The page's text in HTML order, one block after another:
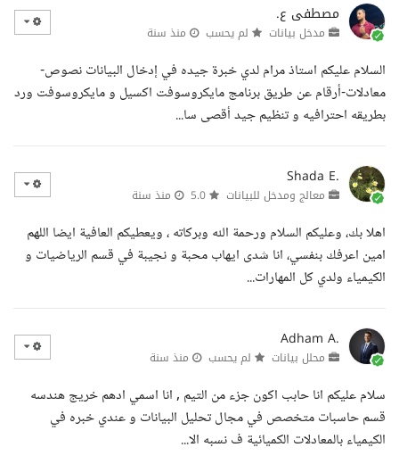
مصطفى ع.
مدخل بيانات لم يحسب منذ سنة
السلام عليكم استاذ مرام لدي خبرة جيده في إدخال البيانات نصوص-
معادلات-أرقام عن طريق برنامج مايكروسوفت اكسيل و مايكروسوفت ورد
بطريقه احترافيه و تنظيم جيد أقصى سا...
Shada E.
معالج ومدخل للبيانات منذ سنة
اهلا بك، وعليكم السلام ورحمة الله وبركاته ، ويعطيكم العافية ايضا اللهم
امين اعرفك بنفسي، انا شدى ايهاب محبة و نجيبة في قسم الرياضيات و
الكيمياء ولدي كل المهارات...
Adham A.
محلل بيانات لم يحسب منذ سنة
سلام عليكم انا حابب اكون جزء من التيم , انا اسمي ادهم خريج هندسه
قسم حاسبات متخصص في مجال تحليل البيانات و عندي خبره في
الكيمياء بالمعادلات الكميائية ف نسبه الا...